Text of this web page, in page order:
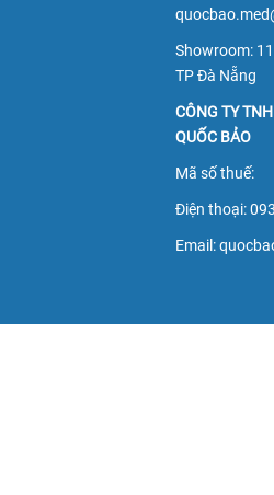
Showroom:
TP Đà Nẵng
CÔNG TY
QUỐC BẢO
Mã số thuế:
Điện thoại:
Email: